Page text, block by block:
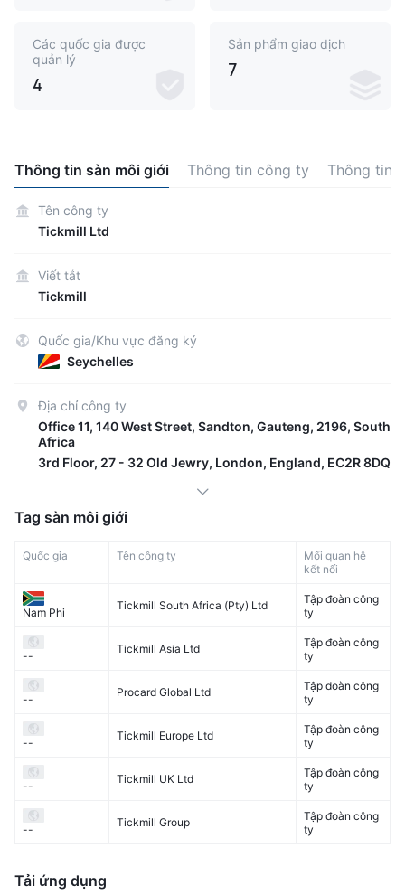
Các quốc gia được
quản lý
4
Sản phẩm giao dịch
7
Thông tin sàn môi giới Thông tin công ty Thông tin
Tên công ty
Tickmill Ltd
Viết tắt
Tickmill
Quốc gia/Khu vực đăng ký
Seychelles
Địa chỉ công ty
Office 11, 140 West Street, Sandton, Gauteng, 2196, South
Africa
3rd Floor, 27 - 32 Old Jewry, London, England, EC2R 8DQ
Tag sàn môi giới
Quốc gia Tên công ty
Mối quan hệ
kết nối
Nam Phi
Tickmill South Africa (Pty) Ltd
Tập đoàn công
ty
--
Tickmill Asia Ltd
Tập đoàn công
ty
--
Procard Global Ltd
Tập đoàn công
ty
--
Tickmill Europe Ltd
Tập đoàn công
ty
--
Tickmill UK Ltd
Tập đoàn công
ty
--
Tickmill Group
Tập đoàn công
ty
Tải ứng dụng